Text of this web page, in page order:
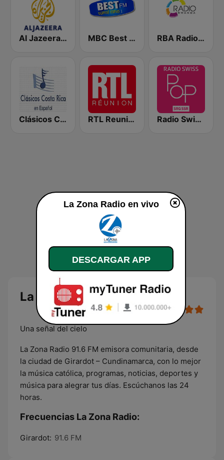
Al Jazeera Arabic (قناة الجزيرة) MBC Best FM RBA Radio Rwanda
Clásicos Costa Rica Español RTL Reunion Radio Swiss Pop
La Zona Radio en vivo
Una señal del cielo
La Zona Radio 91.6 FM emisora comunitaria, desde
la ciudad de Girardot – Cundinamarca, con lo mejor
la música católica, programas, noticias, deportes y
música para alegrar tus días. Escúchanos las 24
horas.
Frecuencias La Zona Radio:
Girardot: 91.6 FM
La Zona Radio en vivo
DESCARGAR APP